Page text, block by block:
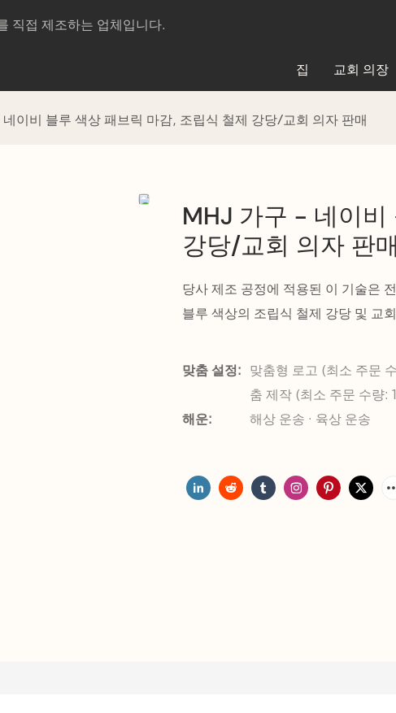
직접 제조하는 업체입니다.
집 교회 의장
이비 블루 색상 패브릭 마감, 조립식 철제 강당/교회 의자 판매
MHJ 가구 - 네이비
강당/교회 의자 판매
당사 제조 공정에 적용된 이 기술은
블루 색상의 조립식 철제 강당 및 교
맞춤 설정: 맞춤형 로고 (최소 주문
춤 제작 (최소 주문 수량:
해운:
해상 운송 · 육상 운송